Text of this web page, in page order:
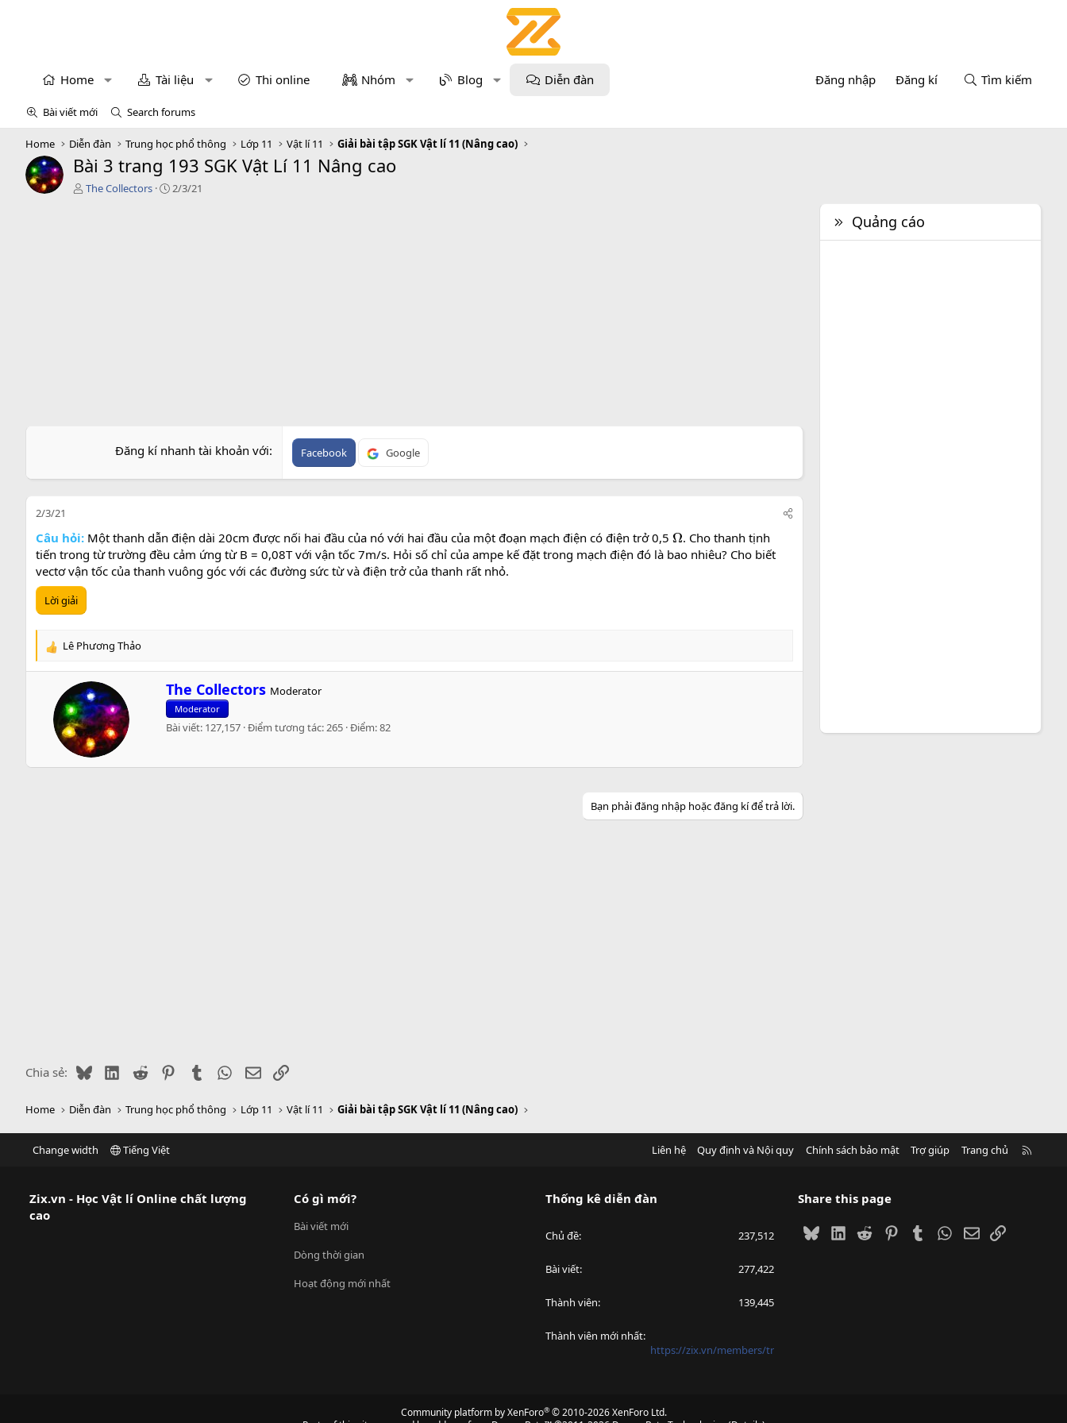
Home Tài liệu Thi online Nhóm Blog Diễn đàn Đăng nhập Đăng kí Tìm kiếm
Bài viết mới Search forums
Home Diễn đàn Trung học phổ thông Lớp 11 Vật lí 11 Giải bài tập SGK Vật lí 11 (Nâng cao)
Bài 3 trang 193 SGK Vật Lí 11 Nâng cao
T
The Collectors
C
2/3/21
Đăng kí nhanh tài khoản với Facebook Google
2/3/21
Câu hỏi: Một thanh dẫn điện dài 20cm được nối hai đầu của nó với hai đầu của một đoạn mạch điện có điện trở 0,5 Ω. Cho thanh tịnh
tiến trong từ trường đều cảm ứng từ B = 0,08T với vận tốc 7m/s. Hỏi số chỉ của ampe kế đặt trong mạch điện đó là bao nhiêu? Cho biết
vectơ vận tốc của thanh vuông góc với các đường sức từ và điện trở của thanh rất nhỏ.
Lời giải
R
s
Lê Phương Thảo
W
r
i
t
n
The Collectors Moderator
Moderator
Bài viết 127,157 Điểm tương tác 265 Điểm 82
Bạn phải đăng nhập hoặc đăng kí để trả lời.
Chia sẻ: BlueskyLinkedIn
Reddit PinterestTumblr WhatsApp
EmailLink
Quảng cáo
Home Diễn đàn Trung học phổ thông Lớp 11 Vật lí 11 Giải bài tập SGK Vật lí 11 (Nâng cao)
Change width Tiếng Việt Liên hệ Quy định và Nội quy Chính sách bảo mật Trợ giúp Trang chủ
Zix.vn - Học Vật lí Online chất lượng
cao
Có gì mới?
Bài viết mới
Dòng thời gian
Hoạt động mới nhất
Thống kê diễn đàn
Chủ đề 237,512
Bài viết 277,422
Thành viên 139,445
Thành viên mới nhất
https://zix.vn/members/tr
Share this page
BlueskyLinkedIn
Reddit PinterestTumblrWhatsApp
EmailLink
Community platform by XenForo® © 2010-2026 XenForo Ltd.